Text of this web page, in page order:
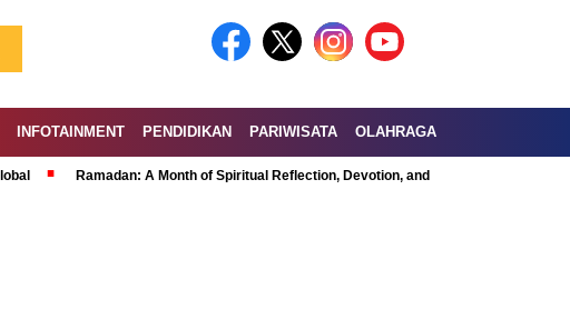
INFOTAINMENT PENDIDIKAN PARIWISATA OLAHRAGA
Ramadan: A Month of Spiritual Reflection, Devotion, and Charity